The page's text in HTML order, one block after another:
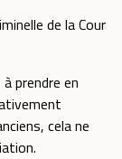
de la Cour
prendre en
cela ne